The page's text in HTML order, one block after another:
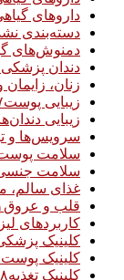
داروهای
دسته‌بندی
دمنوش‌های
دندان پزشکی
زنان، زایمان
زیبایی پوست
زیبایی
سرویس‌ها و
سلامت
سلامت
غذای سالم،
قلب و عروق
کاربردهای
کلینیک
کلینیک پوست
کلینیک تغذیه